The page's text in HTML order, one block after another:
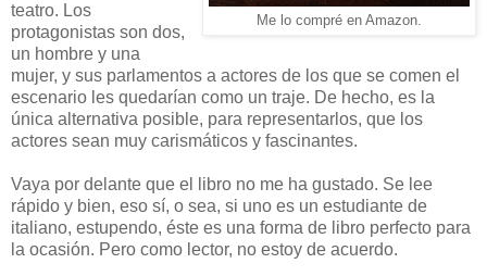
Me lo compré en Amazon.
teatro. Los
protagonistas son dos,
un hombre y una
mujer, y sus parlamentos a actores de los que se comen el
escenario les quedarían como un traje. De hecho, es la
única alternativa posible, para representarlos, que los
actores sean muy carismáticos y fascinantes.
Vaya por delante que el libro no me ha gustado. Se lee
rápido y bien, eso sí, o sea, si uno es un estudiante de
italiano, estupendo, éste es una forma de libro perfecto para
la ocasión. Pero como lector, no estoy de acuerdo.